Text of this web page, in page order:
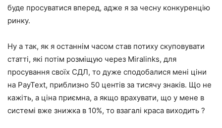
буде просуватися вперед, адже я за чесну конкуренцію
ринку.
Ну а так, як я останнім часом став потиху скуповувати
статті, які потім розміщую через Miralinks, для
просування своїх СДЛ, то дуже сподобалися мені ціни
на PayText, приблизно 50 центів за тисячу знаків. Що не
кажіть, а ціна приємна, а якщо врахувати, що у мене в
системі вже знижка в 10%, то взагалі краса виходить ?